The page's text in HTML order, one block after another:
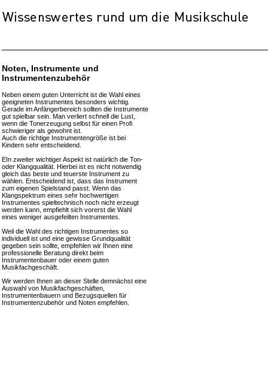
Noten, Instrumente und
Instrumentenzubehör
Neben einem guten Unterricht ist die Wahl eines
geeigneten Instrumentes besonders wichtig.
Gerade im Anfängerbereich sollten die Instrumente
gut spielbar sein. Man verliert schnell die Lust,
wenn die Tonerzeugung selbst für einen Profi
schwieriger als gewohnt ist.
Auch die richtige Instrumentengröße ist bei
Kindern sehr entscheidend.
EIn zweiter wichtiger Aspekt ist natürlich die Ton-
oder Klangqualität. Hierbei ist es nicht notwendig
gleich das beste und teuerste Instrument zu
wählen. Entscheidend ist, dass das Instrument
zum eigenen Spielstand passt. Wenn das
Klangspektrum eines sehr hochwertigen
Instrumentes spieltechnisch noch nicht erzeugt
werden kann, empfiehlt sich vorerst die Wahl
eines weniger ausgefeilten Instrumentes.
Weil die Wahl des richtigen Instrumentes so
individuell ist und eine gewisse Grundqualität
gegeben sein sollte, empfehlen wir Ihnen eine
professionelle Beratung direkt beim
Instrumentenbauer oder einem guten
Musikfachgeschäft.
Wir werden Ihnen an dieser Stelle demnächst eine
Auswahl von Musikfachgeschäften,
Instrumentenbauern und Bezugsquellen für
Instrumentenzubehör und Noten empfehlen.